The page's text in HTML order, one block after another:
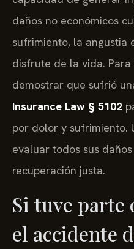
daños no económicos
sufrimiento, la angustia
disfrute de la vida.
demostrar que sufrió
Insurance Law § 5102
por dolor y sufrimiento.
evaluar todos sus
recuperación justa.
Si tuve parte
el accidente